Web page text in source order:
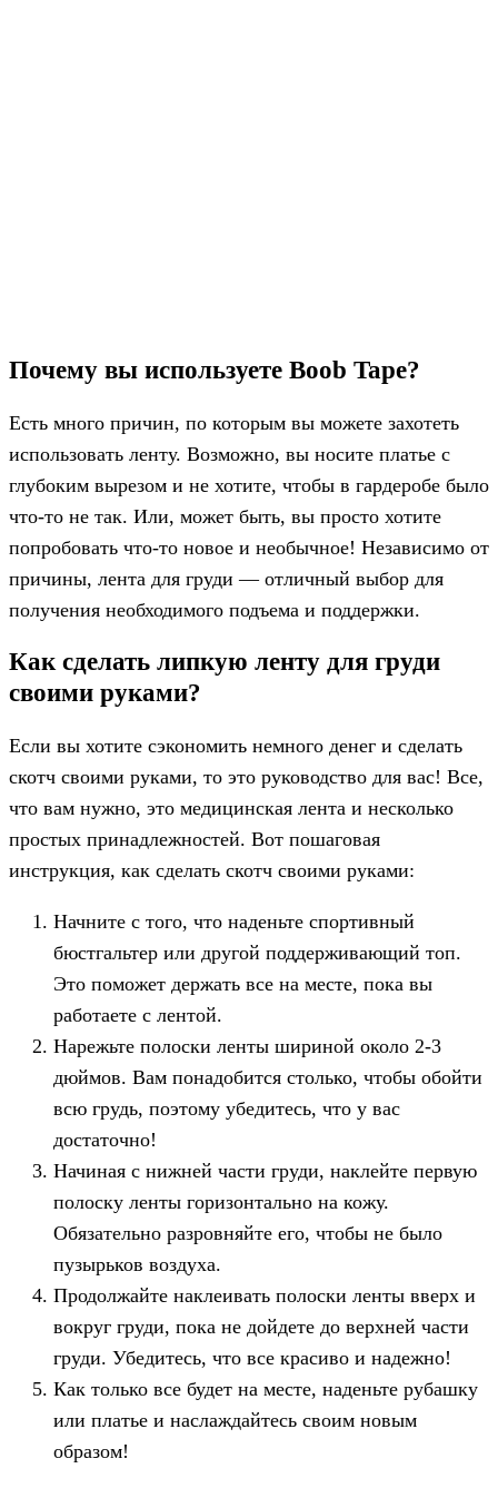
Почему вы используете Boob Tape?
Есть много причин, по которым вы можете захотеть
использовать ленту. Возможно, вы носите платье с
глубоким вырезом и не хотите, чтобы в гардеробе было
что-то не так. Или, может быть, вы просто хотите
попробовать что-то новое и необычное! Независимо от
причины, лента для груди — отличный выбор для
получения необходимого подъема и поддержки.
Как сделать липкую ленту для груди
своими руками?
Если вы хотите сэкономить немного денег и сделать
скотч своими руками, то это руководство для вас! Все,
что вам нужно, это медицинская лента и несколько
простых принадлежностей. Вот пошаговая
инструкция, как сделать скотч своими руками:
Начните с того, что наденьте спортивный
бюстгальтер или другой поддерживающий топ.
Это поможет держать все на месте, пока вы
работаете с лентой.
Нарежьте полоски ленты шириной около 2-3
дюймов. Вам понадобится столько, чтобы обойти
всю грудь, поэтому убедитесь, что у вас
достаточно!
Начиная с нижней части груди, наклейте первую
полоску ленты горизонтально на кожу.
Обязательно разровняйте его, чтобы не было
пузырьков воздуха.
Продолжайте наклеивать полоски ленты вверх и
вокруг груди, пока не дойдете до верхней части
груди. Убедитесь, что все красиво и надежно!
Как только все будет на месте, наденьте рубашку
или платье и наслаждайтесь своим новым
образом!